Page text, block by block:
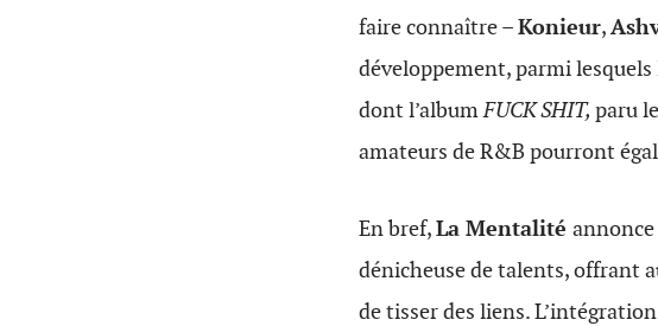
faire connaître –Konieur,
développement, parmi lesquels
dont l’albumFUCK SHIT, paru
amateurs de R&B pourront
En bref,La Mentalité
dénicheuse de talents, offrant
de tisser des liens.